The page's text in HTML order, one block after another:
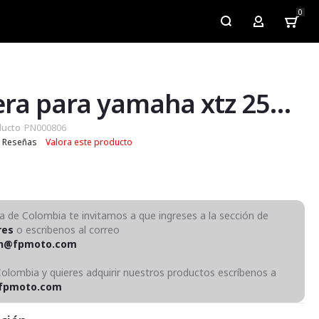
My Account
0
Pechera para yamaha xtz 250 y xtz 250 new
PN000806
Reseñas Valora este producto
de Colombia te invitamos a que ingreses a la sección de
o escribenos al correo
y quieres adquirir nuestros productos escríbenos a